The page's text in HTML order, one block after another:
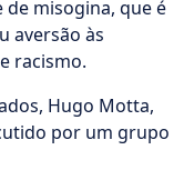
misogina, que é
aversão às
racismo.
Hugo Motta,
por um grupo